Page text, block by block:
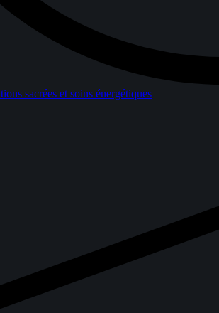
sacrées et soins énergétiques